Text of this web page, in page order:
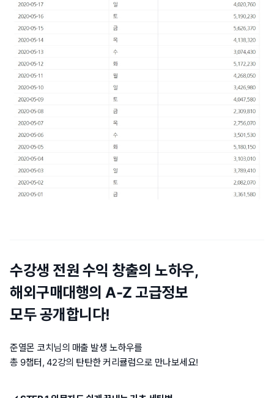
수강생 전원 수익 창출의 노하우,
해외구매대행의 A-Z 고급정보
모두 공개합니다!
준열몬 코치님의 매출 발생 노하우를
총 9챕터, 42강의 탄탄한 커리큘럼으로 만나보세요!